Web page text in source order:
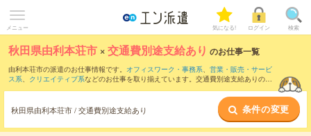
メニュー 気になる! ログイン 検索
秋田県由利本荘市 ×交通費別途支給あり のお仕事一覧
由利本荘市の派遣のお仕事情報です。 オフィスワーク・事務系、 営業・販売・サービ
ス系、 クリエイティブ系などのお仕事を取り揃えています。交通費別途支給ありの条
秋田県由利本荘市 / 交通費別途支給あり 条件の変更